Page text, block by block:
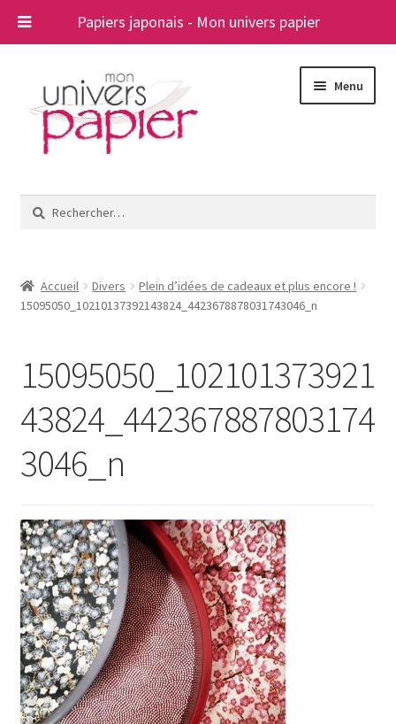
Papiers japonais - Mon univers papier
navigation
contenu
Menu
le
A propos
Rechercher :
Accueil Divers
Plein d’idées de cadeaux et plus encore !
15095050_10210137392143824_4423678878031743046_n
15095050_102101373921
43824_442367887803174
3046_n